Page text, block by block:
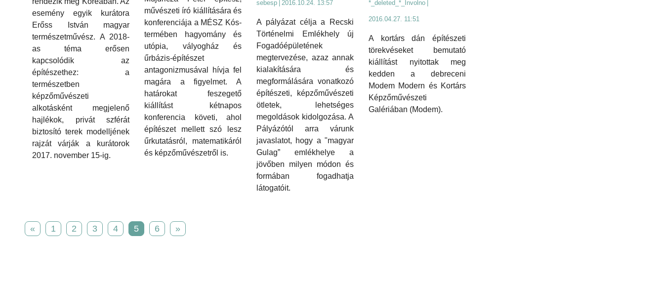
esemény egyik kurátora
Erőss István magyar
természetművész. A 2018-
as téma erősen
kapcsolódik az
építészethez: a
természetben
képzőművészeti
alkotásként megjelenő
hajlékok, privát szférát
biztosító terek modelljének
rajzát várják a kurátorok
2017. november 15-ig.
művészeti író kiállítására és
konferenciája a MÉSZ Kós-
termében hagyomány és
utópia, vályogház és
űrbázis-építészet
antagonizmusával hívja fel
magára a figyelmet. A
határokat feszegető
kiállítást kétnapos
konferencia követi, ahol
építészet mellett szó lesz
űrkutatásról, matematikáról
és képzőművészetről is.
sebesp 2016.10.24. 13:57
A pályázat célja a Recski
Történelmi Emlékhely új
Fogadóépületének
megtervezése, azaz annak
kialakítására és
megformálására vonatkozó
építészeti, képzőművészeti
ötletek, lehetséges
megoldások kidolgozása. A
Pályázótól arra várunk
javaslatot, hogy a "magyar
Gulag” emlékhelye a
jövőben milyen módon és
formában fogadhatja
látogatóit.
*_deleted_*_Involno
2016.04.27. 11:51
A kortárs dán építészeti
törekvéseket bemutató
kiállítást nyitottak meg
kedden a debreceni
Modem Modern és Kortárs
Képzőművészeti
Galériában (Modem).
« 1 2 3 4 5 6 »